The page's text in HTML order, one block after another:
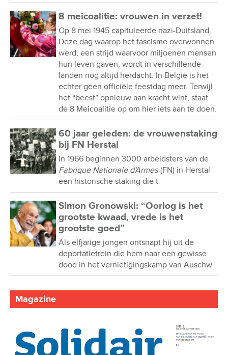
8 meicoalitie: vrouwen in verzet!
Op 8 mei 1945 capituleerde nazi-Duitsland.
Deze dag waarop het fascisme overwonnen
werd, een strijd waarvoor miljoenen mensen
hun leven gaven, wordt in verschillende
landen nog altijd herdacht. In België is het
echter geen officiële feestdag meer. Terwijl
het “beest” opnieuw aan kracht wint, staat
de 8 Meicoalitie op om hier iets aan te doen.
60 jaar geleden: de vrouwenstaking
bij FN Herstal
In 1966 beginnen 3000 arbeidsters van de
Fabrique Nationale d'Armes (FN) in Herstal
een historische staking die t
Simon Gronowski: “Oorlog is het
grootste kwaad, vrede is het
grootste goed”
Als elfjarige jongen ontsnapt hij uit de
deportatietrein die hem naar een gewisse
dood in het vernietigingskamp van Auschw
Magazine